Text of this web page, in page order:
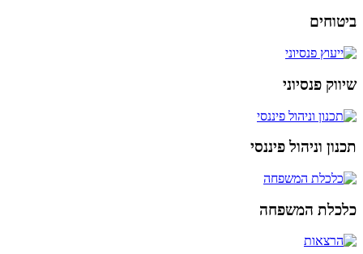
ביטוחים
שיווק פנסיוני
תכנון וניהול פיננסי
כלכלת המשפחה